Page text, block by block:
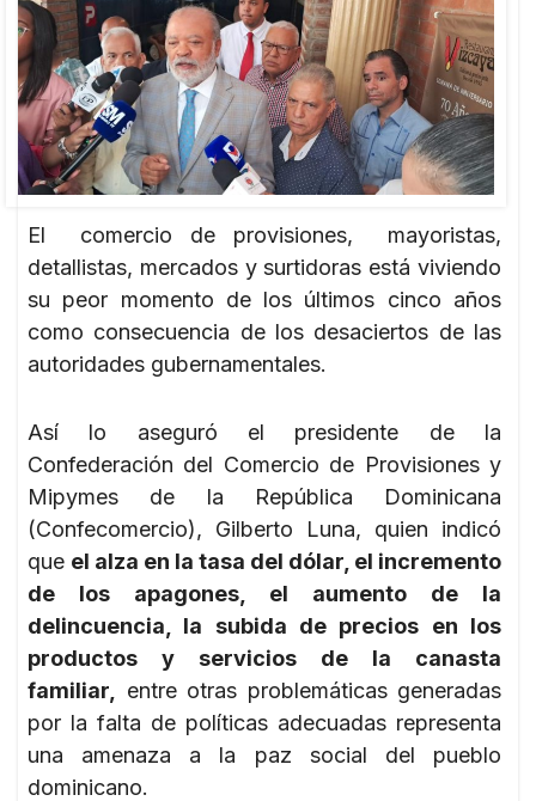
El comercio de provisiones, mayoristas,
detallistas, mercados y surtidoras está viviendo
su peor momento de los últimos cinco años
como consecuencia de los desaciertos de las
autoridades gubernamentales.
Así lo aseguró el presidente de la
Confederación del Comercio de Provisiones y
Mipymes de la República Dominicana
(Confecomercio), Gilberto Luna, quien indicó
que el alza en la tasa del dólar, el incremento
de los apagones, el aumento de la
delincuencia, la subida de precios en los
productos y servicios de la canasta
familiar,
entre otras problemáticas generadas
por la falta de políticas adecuadas representa
una amenaza a la paz social del pueblo
dominicano.